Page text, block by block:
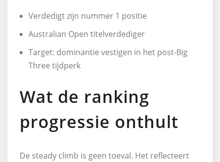
Verdedigt zijn nummer 1 positie
Australian Open titelverdediger
Target: dominantie vestigen in het post-Big
Three tijdperk
Wat de ranking
progressie onthult
De steady climb is geen toeval. Het reflecteert